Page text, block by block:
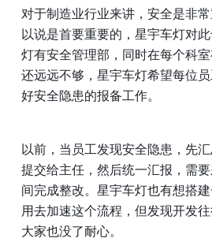
对于制造业行业来讲，安全是非
以说是首要重要的，星宇车灯对
灯有安全管理部，同时在每个科
还远远不够，星宇车灯希望每位
好安全隐患的报备工作。
以前，当员工发现安全隐患，先
提交给主任，然后统一汇报，需
间完成整改。星宇车灯也有想搭
用去加速这个流程，但发现开发
大家也没了耐心。